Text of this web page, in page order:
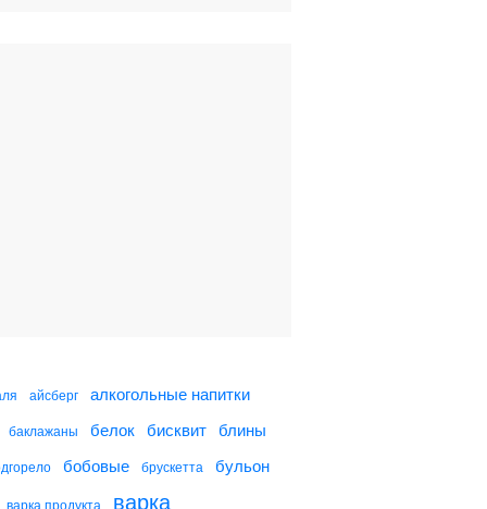
Клубнично-банановый
смузи
айсберг алкогольные напитки
баклажаны белок бисквит блины
бобовые брускетта бульон
варка продукта
варка